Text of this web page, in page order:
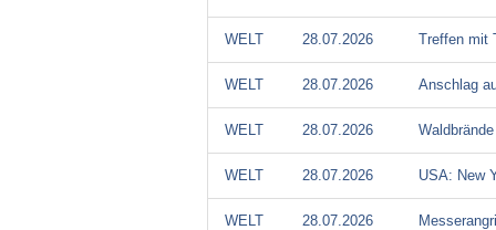
WELT 28.07.2026 Treffen mit
WELT 28.07.2026 Anschlag
WELT 28.07.2026
WELT 28.07.2026 USA: New
WELT 28.07.2026